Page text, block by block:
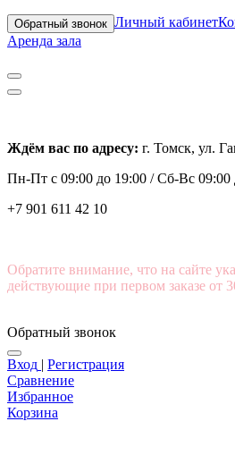
Обратный звонок Личный кабинет
Аренда зала
Ждём вас по адресу: г. Томск, ул.
Пн-Пт с 09:00 до 19:00 /Сб-Вс 09:00
+7 901 611 42 10
Обратите внимание, что на сайте
действующие при первом заказе от
Обратный звонок
Вход | Регистрация
Сравнение
Избранное
Корзина